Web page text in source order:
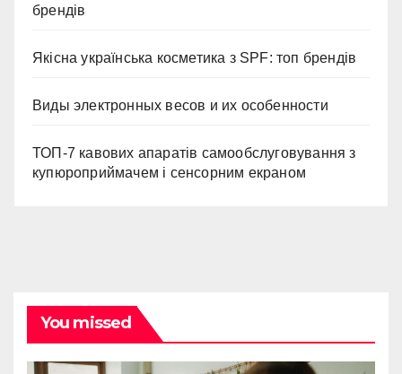
брендів
Якісна українська косметика з SPF: топ брендів
Виды электронных весов и их особенности
ТОП-7 кавових апаратів самообслуговування з
купюроприймачем і сенсорним екраном
You missed